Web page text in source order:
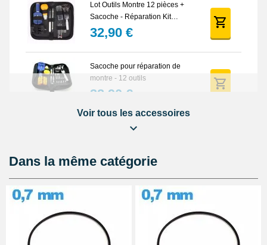
Lot Outils Montre 12 pièces +
Sacoche - Réparation Kit
Horlogerie
32,90 €
Sacoche pour réparation de
montre - 12 outils
32,90 €
Lubrijoint – Graisse pour Joint
8,90 €
Kit Réparation Montre
23,90 €
Voir tous les accessoires
Dans la même catégorie